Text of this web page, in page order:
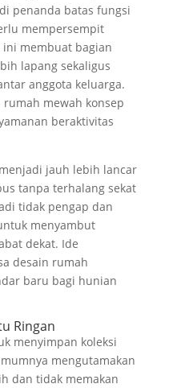
penanda batas fungsi
mempersempit
ini membuat bagian
lapang sekaligus
anggota keluarga.
mewah konsep
beraktivitas
jauh lebih lancar
tanpa terhalang sekat
tidak pengap dan
menyambut
dekat. Ide
desain rumah
baru bagi hunian
Ringan
menyimpan koleksi
mengutamakan
dan tidak memakan